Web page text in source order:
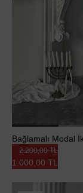
Bağlamalı Modal
1.000,00 TL
2.200,00 TL